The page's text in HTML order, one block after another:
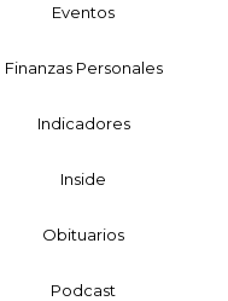
Eventos
Finanzas Personales
Indicadores
Inside
Obituarios
Podcast